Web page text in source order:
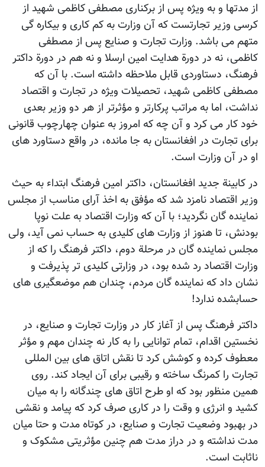
از مدتها و به ویژه پس از برکناری مصطفی کاظمی شهید از
کرسی وزیر تجارتست که آن وزارت به کم کاری و بیکاره گی
متهم می باشد. وزارت تجارت و صنایع پس از مصطفی
کاظمی، نه در دورة هدایت امین ارسلا و نه هم در دورة داکتر
فرهنگ، دستاوردی قابل ملاحظه داشته است. با آن که
مصطفی کاظمی شهید، تحصیلات ویژه در تجارت و اقتصاد
نداشت، اما به مراتب پرکارتر و مؤثرتر از هر دو وزیر بعدی
خود کار می کرد و آن چه که امروز به عنوان چهارچوب قانونی
برای تجارت در افغانستان به جا مانده، در واقع دستاورد های
او در آن وزارت است.
در کابینة جدید افغانستان، داکتر امین فرهنگ ابتداء به حیث
وزیر اقتصاد نامزد شد که مؤفق به اخذ آرای مناسب از مجلس
نماینده گان نگردید؛ با آن که وزارت اقتصاد به علت نوپا
بودنش، تا هنوز از وزارت های کلیدی به حساب نمی آید، ولی
مجلس نماینده گان در مرحلة دوم، داکتر فرهنگ را که از
وزارت اقتصاد رد شده بود، در وزارتی کلیدی تر پذیرفت و
نشان داد که نماینده گان مردم، چندان هم موضعگیری های
حسابشده ندارد!
داکتر فرهنگ پس از آغاز کار در وزارت تجارت و صنایع، در
نخستین اقدام، تمام توانایی را به کار نه چندان مهم و مؤثر
معطوف کرده و کوشش کرد تا نقش اتاق های بین المللی
تجارت را کمرنگ ساخته و رقیبی برای آن ایجاد کند. روی
همین منظور بود که او طرح اتاق های چندگانه را به میان
کشید و انرژی و وقت را در کاری صرف کرد که پیامد و نقشی
در بهبود وضعیت تجارت و صنایع، در کوتاه مدت و حتا میان
مدت نداشته و در دراز مدت هم چنین مؤثریتی مشکوک و
ناثابت است.